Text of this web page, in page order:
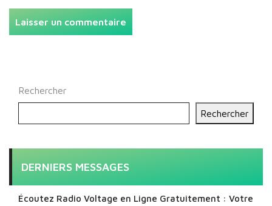
Rechercher
Rechercher
DERNIERS MESSAGES
Écoutez Radio Voltage en Ligne Gratuitement : Votre